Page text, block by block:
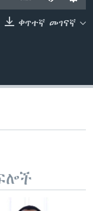
ቀጥተኛ መገናኛ